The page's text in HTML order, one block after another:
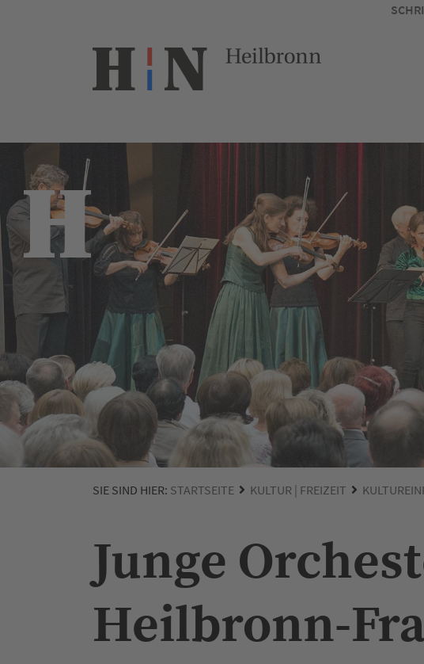
SIE SIND HIER: STARTSEITE KULTUR | FREIZEIT
Junge
Heilbronn-